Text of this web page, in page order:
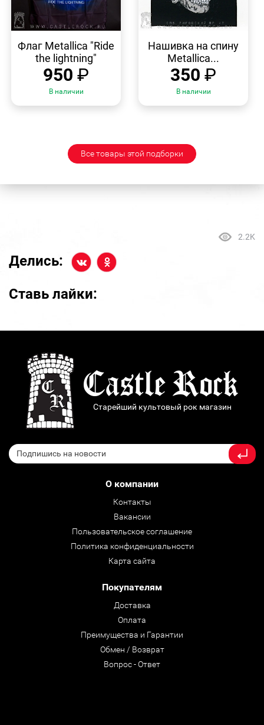
ПРОСМОТР
Флаг Metallica "Ride
the lightning"
950 ₽
В наличии
ПРОСМОТР
Нашивка на спину
Metallica...
350 ₽
В наличии
Все товары этой подборки
2.2K
Делись:
Ставь лайки:
Старейший культовый рок магазин
О компании
Контакты
Вакансии
Пользовательское соглашение
Политика конфиденциальности
Карта сайта
Покупателям
Доставка
Оплата
Преимущества и Гарантии
Обмен / Возврат
Вопрос - Ответ